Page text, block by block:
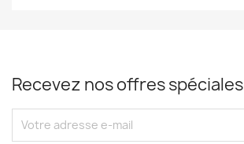
Recevez nos offres spéciales